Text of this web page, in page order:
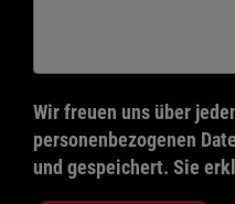
Wir freuen uns über
personenbezogenen
und gespeichert. Sie